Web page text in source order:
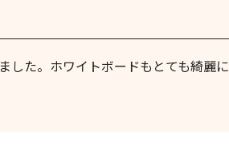
た。ホワイトボードもとても綺麗に